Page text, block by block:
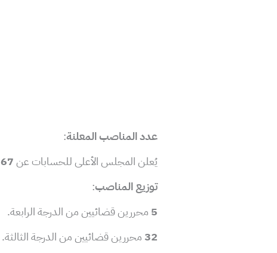
عدد المناصب المعلنة:
يُعلن المجلس الأعلى للحسابات عن67 منصبًا
توزيع المناصب:
5 محررين قضائيين من الدرجة الرابعة.
32 محررين قضائيين من الدرجة الثالثة.